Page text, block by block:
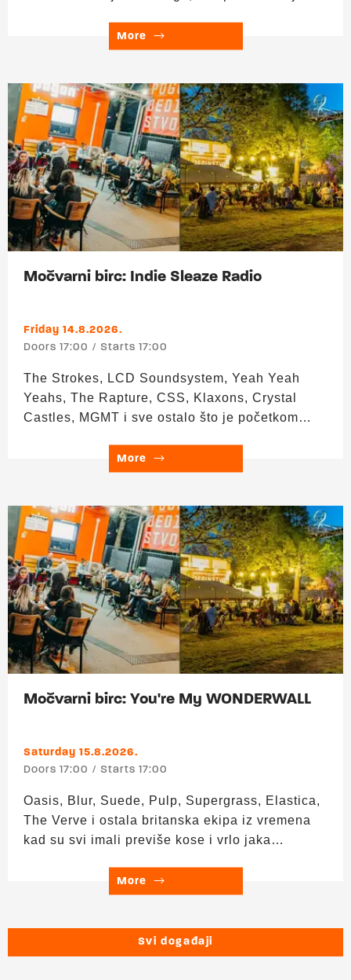
Banshees, Boy Harsher, Lebanon Hanover, She
Past Away, Drab Majesty i još puno toga. ▬▬▬
HOUR 17:00–19:00 h – sve po 3 €! Nikšićko,
Vukovarsko, Ožujsko, Staropramen, Becks,
Hidra i Aspall cider. Više o ponudi Močvarnog
birca pogledajte ovdje.
More
Močvarni birc: Indie Sleaze Radio
Friday 14.8.2026.
Doors 17:00
Starts 17:00
The Strokes, LCD Soundsystem, Yeah Yeah
Yeahs, The Rapture, CSS, Klaxons, Crystal
Castles, MGMT i sve ostalo što je početkom
sintova, puno gitara i dovoljno loših odluka za
Nikšićko, Vukovarsko, Ožujsko, Staropramen,
Becks, Hidra i Aspall cider. Više o ponudi
Močvarnog birca saznaj ovdje.
More
Močvarni birc: You're My WONDERWALL
Saturday 15.8.2026.
Doors 17:00
Starts 17:00
Oasis, Blur, Suede, Pulp, Supergrass, Elastica,
The Verve i ostala britanska ekipa iz vremena
kad su svi imali previše kose i vrlo jaka
popodne. Wonderwall samo 5 puta max. ▬▬▬
Upad: 0 € Trajanje: 17:00 – 24:00 HAPPY
Vukovarsko, Ožujsko, Staropramen, Becks,
Hidra i Aspall cider. Više o ponudi Močvarnog
More
Svi događaji